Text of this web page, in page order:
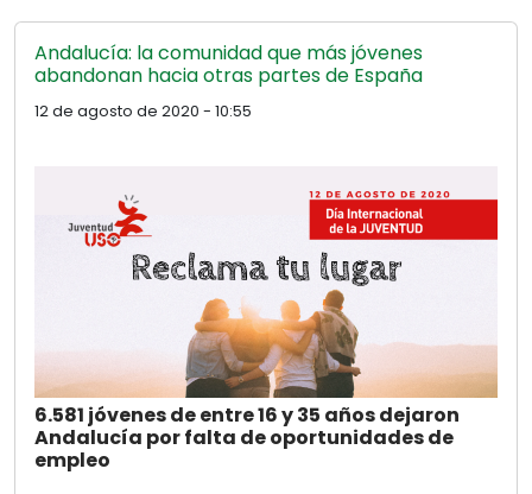
Andalucía: la comunidad que más jóvenes
abandonan hacia otras partes de España
12 de agosto de 2020 - 10:55
6.581 jóvenes de entre 16 y 35 años dejaron
Andalucía por falta de oportunidades de
empleo